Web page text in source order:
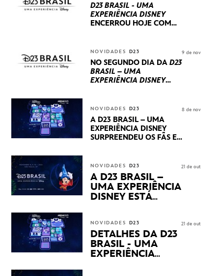
D23 BRASIL - UMA
EXPERIÊNCIA DISNEY
ENCERROU HOJE COM
INTERNACIONAIS E
PRODUÇÕES BRASILEIRAS
NOVIDADES D23
NO SEGUNDO DIA DA D23
BRASIL – UMA
EXPERIÊNCIA DISNEY
STUDIOS REVELARAM
PRÉVIAS E NOVIDADES
DOS SEUS PRÓXIMOS
LANÇAMENTOS
9 de nov
NOVIDADES D23
A D23 BRASIL – UMA
EXPERIÊNCIA DISNEY
SURPREENDEU OS FÃS EM
APRESENTAÇÕES E
PRODUTOS EXCLUSIVOS
NO TRANSAMÉRICA EXPO
CENTER EM SÃO PAULO
8 de nov
NOVIDADES D23
A D23 BRASIL –
UMA EXPERIÊNCIA
DISNEY ESTÁ
21 de out
NOVIDADES D23
DETALHES DA D23
BRASIL - UMA
EXPERIÊNCIA
21 de out